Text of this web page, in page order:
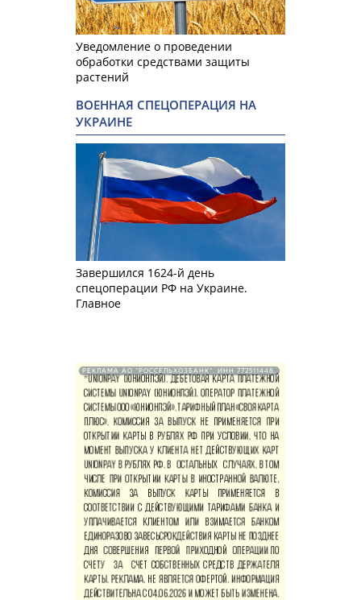
Уведомление о проведении
обработки средствами защиты
растений
ВОЕННАЯ СПЕЦОПЕРАЦИЯ НА
УКРАИНЕ
Завершился 1624-й день
спецоперации РФ на Украине.
Главное
РЕКЛАМА АО "РОССЕЛЬХОЗБАНК". ИНН 772511448.